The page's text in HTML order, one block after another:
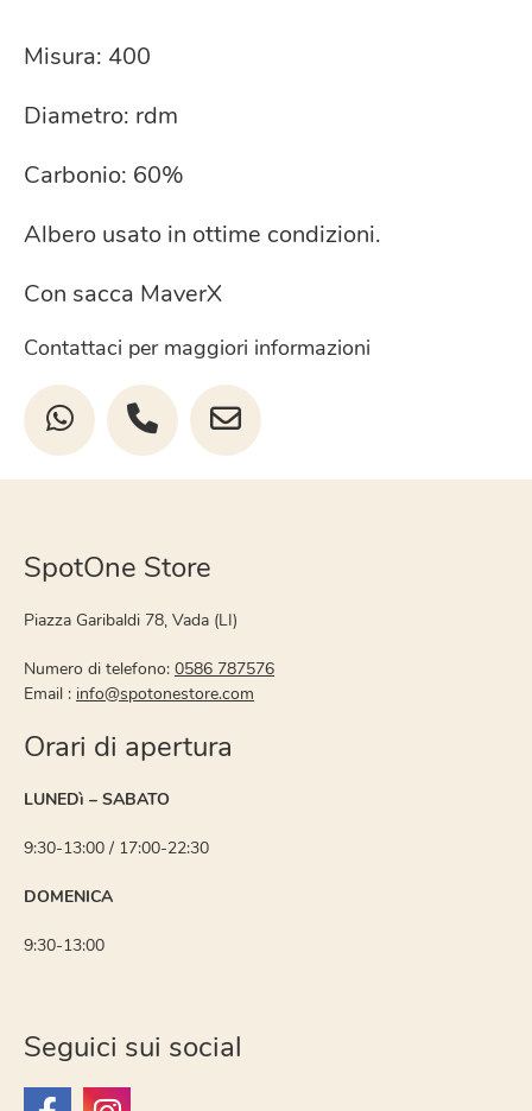
Misura: 400
Diametro: rdm
Carbonio: 60%
Albero usato in ottime condizioni.
Con sacca MaverX
Contattaci per maggiori informazioni
SpotOne Store
Piazza Garibaldi 78, Vada (LI)
Numero di telefono: 0586 787576
Email : info@spotonestore.com
Orari di apertura
LUNEDì – SABATO
9:30-13:00 / 17:00-22:30
DOMENICA
9:30-13:00
Seguici sui social